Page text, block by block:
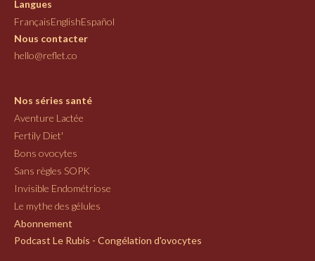
Langues
FrançaisEnglishEspañol
Nous contacter
hello@reflet.co
Nos séries santé
Aventure Lactée
Fertily Diet'
Bons ovocytes
Sans règles SOPK
Invisible Endométriose
Le mythe des gélules
Abonnement
Podcast Le Rubis - Congélation d'ovocytes